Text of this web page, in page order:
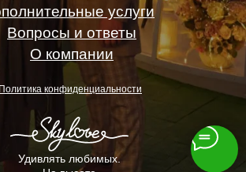
Политика конфиденциальности
Удивлять любимых.
Вопросы и ответы
О компании
услуги